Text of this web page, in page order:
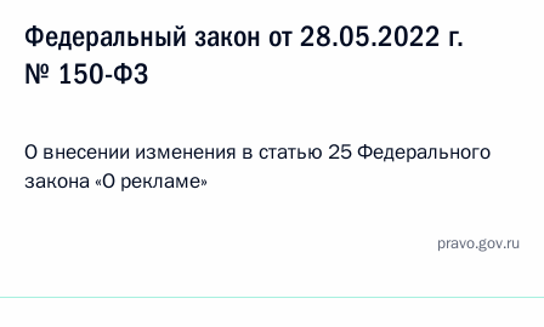
Федеральный закон от 28.05.2022 г.
№ 150-ФЗ
О внесении изменения в статью 25 Федерального
закона «О рекламе»
pravo.gov.ru